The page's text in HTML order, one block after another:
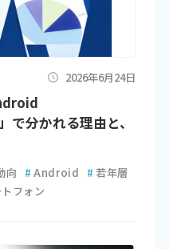
2026年6月24日
で分かれる理由と、
向 # Android # 若年層
フォン